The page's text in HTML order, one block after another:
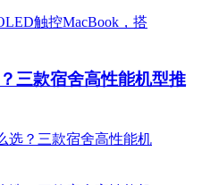
三款宿舍高性能机型推